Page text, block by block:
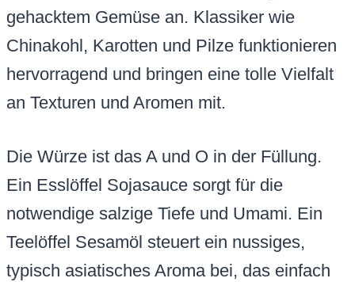
gehacktem Gemüse an. Klassiker wie
Chinakohl, Karotten und Pilze funktionieren
hervorragend und bringen eine tolle Vielfalt
an Texturen und Aromen mit.
Die Würze ist das A und O in der Füllung.
Ein Esslöffel Sojasauce sorgt für die
notwendige salzige Tiefe und Umami. Ein
Teelöffel Sesamöl steuert ein nussiges,
typisch asiatisches Aroma bei, das einfach